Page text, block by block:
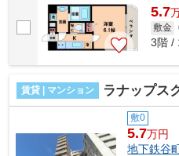
5.7
敷金
3階 /
賃貸 | マンション ラナップス
敷0
5.7万円
地下鉄谷